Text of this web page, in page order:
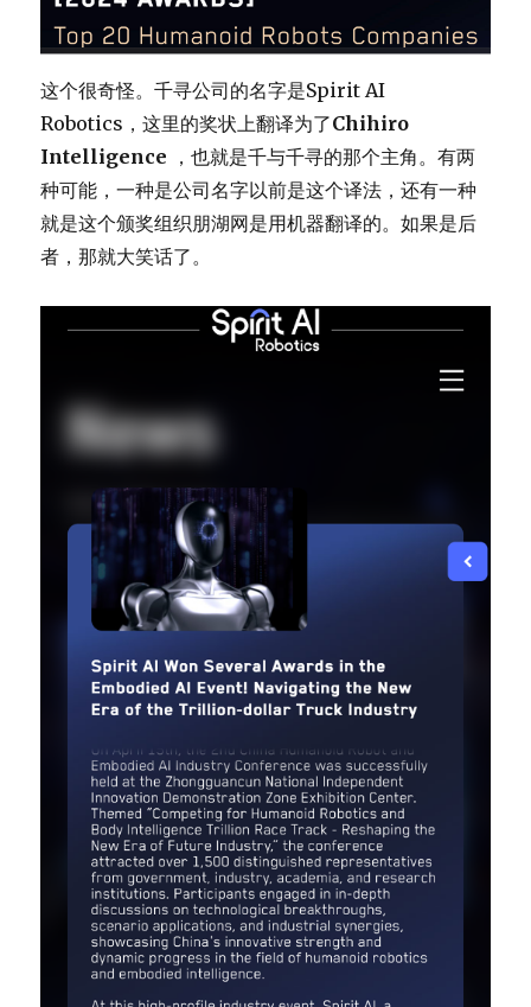
这个很奇怪。千寻公司的名字是Spirit AI
Robotics，这里的奖状上翻译为了Chihiro
Intelligence ，也就是千与千寻的那个主角。有两
种可能，一种是公司名字以前是这个译法，还有一种
就是这个颁奖组织朋湖网是用机器翻译的。如果是后
者，那就大笑话了。